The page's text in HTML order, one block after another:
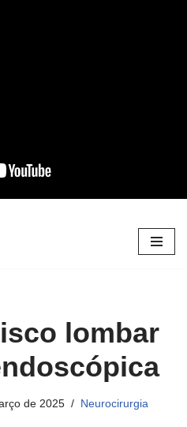
lombar
de 2025 Neurocirurgia